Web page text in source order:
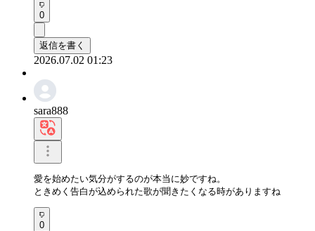
0
返信を書く
2026.07.02 01:23
sara888
愛を始めたい気分がするのが本当に妙ですね。
ときめく告白が込められた歌が聞きたくなる時がありますね
0